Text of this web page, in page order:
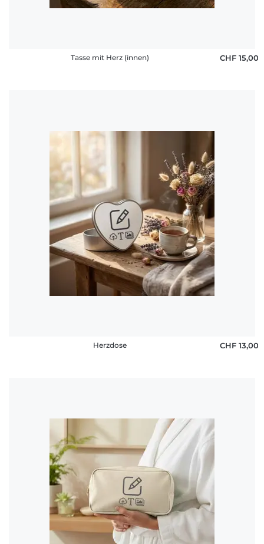
Tasse mit Herz (innen) CHF 15,00
Herzdose CHF 13,00